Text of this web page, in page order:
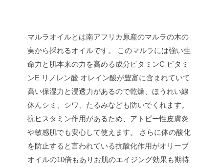
マルラオイルとは南アフリカ原産のマルラの木の
実から採れるオイルです。
このマルラには強い生
命力と肌本来の力を高める成分ビタミンC ビタミ
ンE リノレン酸 オレイン酸が豊富に含まれていて
高い保湿力と浸透力があるので乾燥、ほうれい線
休んシミ、シワ、たるみなども防いでくれます。
抗ヒスタミン作用があるため、アトピー性皮膚炎
や敏感肌でも安心して使えます。
さらに体の酸化
を防止すると言われている抗酸化作用がオリーブ
オイルの10倍もありお肌のエイジング効果も期待